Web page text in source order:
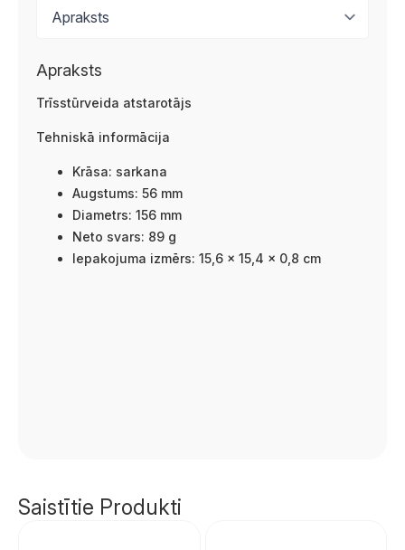
Apraksts
Trīsstūrveida atstarotājs
Tehniskā informācija
Krāsa: sarkana
Augstums: 56 mm
Diametrs: 156 mm
Neto svars: 89 g
Iepakojuma izmērs: 15,6 x 15,4 x 0,8 cm
Saistītie Produkti